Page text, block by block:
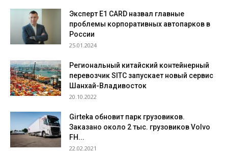
Эксперт E1 CARD назвал главные
проблемы корпоративных автопарков в
России
25.01.2024
Региональный китайский контейнерный
перевозчик SITC запускает новый сервис
Шанхай-Владивосток
20.10.2022
Girteka обновит парк грузовиков.
Заказано около 2 тыс. грузовиков Volvo
FH...
22.02.2021